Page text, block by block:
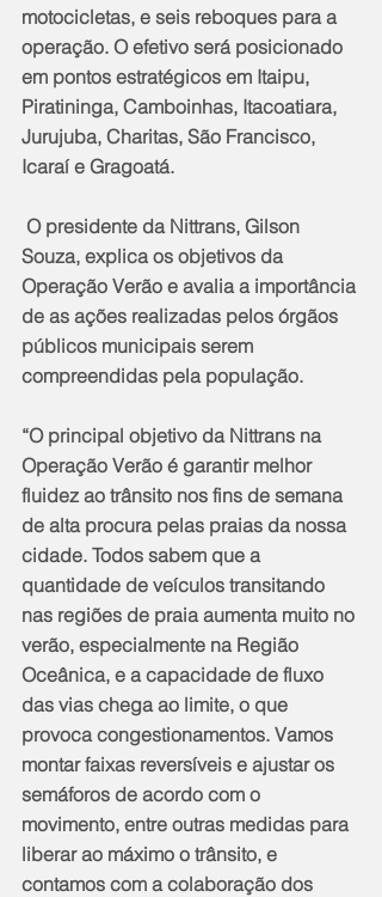
motocicletas, e seis reboques para a
operação. O efetivo será posicionado
em pontos estratégicos em Itaipu,
Piratininga, Camboinhas, Itacoatiara,
Jurujuba, Charitas, São Francisco,
Icaraí e Gragoatá.
Souza, explica os objetivos da
Operação Verão e avalia a importância
de as ações realizadas pelos órgãos
públicos municipais serem
compreendidas pela população.
“O principal objetivo da Nittrans na
Operação Verão é garantir melhor
fluidez ao trânsito nos fins de semana
de alta procura pelas praias da nossa
cidade. Todos sabem que a
quantidade de veículos transitando
nas regiões de praia aumenta muito no
verão, especialmente na Região
Oceânica, e a capacidade de fluxo
das vias chega ao limite, o que
provoca congestionamentos. Vamos
montar faixas reversíveis e ajustar os
semáforos de acordo com o
movimento, entre outras medidas para
liberar ao máximo o trânsito, e
contamos com a colaboração dos